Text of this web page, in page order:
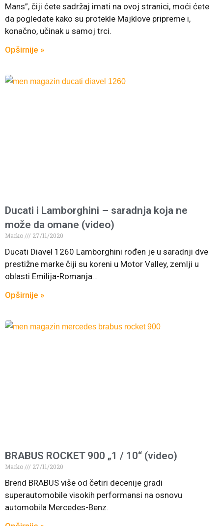
Mans”, čiji ćete sadržaj imati na ovoj stranici, moći ćete
da pogledate kako su protekle Majklove pripreme i,
konačno, učinak u samoj trci.
Opširnije »
Ducati i Lamborghini – saradnja koja ne
može da omane (video)
Marko 27/11/2020
Ducati Diavel 1260 Lamborghini rođen je u saradnji dve
prestižne marke čiji su koreni u Motor Valley, zemlji u
oblasti Emilija-Romanja…
Opširnije »
BRABUS ROCKET 900 „1 / 10“ (video)
Marko 27/11/2020
Brend BRABUS više od četiri decenije gradi
superautomobile visokih performansi na osnovu
automobila Mercedes-Benz.